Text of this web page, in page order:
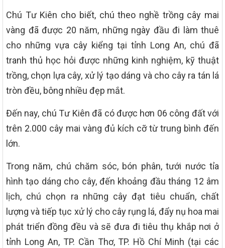
Chú Tư Kiên cho biết, chú theo nghề trồng cây mai
vàng đã được 20 năm, những ngày đầu đi làm thuê
cho những vựa cây kiểng tại tỉnh Long An, chú đã
tranh thủ học hỏi được những kinh nghiệm, kỹ thuật
trồng, chọn lựa cây, xử lý tạo dáng và cho cây ra tán lá
tròn đều, bông nhiều đẹp mắt.
Đến nay, chú Tư Kiên đã có được hơn 06 công đất với
trên 2.000 cây mai vàng đủ kích cỡ từ trung bình đến
lớn.
Trong năm, chú chăm sóc, bón phân, tưới nước tỉa
hình tạo dáng cho cây, đến khoảng đầu tháng 12 âm
lịch, chú chọn ra những cây đạt tiêu chuẩn, chất
lượng và tiếp tục xử lý cho cây rụng lá, đẩy nụ hoa mai
phát triển đồng đều và sẽ đưa đi tiêu thụ khắp nơi ở
tỉnh Long An, TP. Cần Thơ, TP. Hồ Chí Minh (tại các